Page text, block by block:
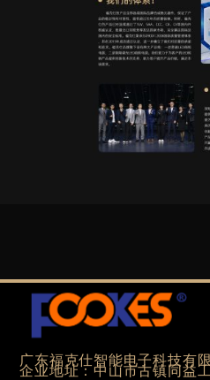
广东福克仕智能电子科技有
企业地址：中山市古镇同益